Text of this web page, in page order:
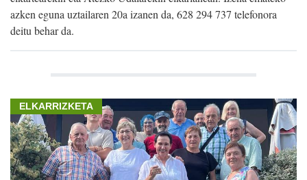
azken eguna uztailaren 20a izanen da, 628 294 737 telefonora
deitu behar da.
ELKARRIZKETA